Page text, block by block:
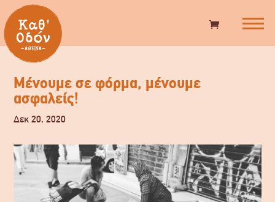
Μένουμε σε φόρμα, μένουμε
ασφαλείς!
Δεκ 20, 2020